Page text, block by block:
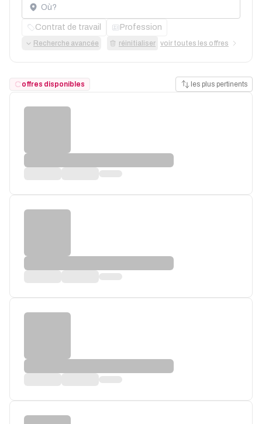
Contrat de travail Profession
Recherche avancée réinitialiser voir toutes les offres
offres disponibles les plus pertinents